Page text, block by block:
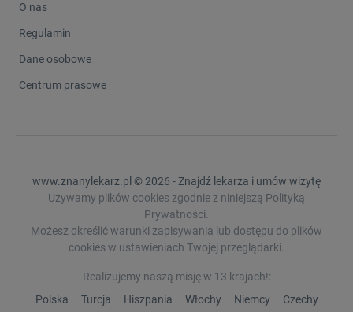
O nas
Regulamin
Dane osobowe
Centrum prasowe
www.znanylekarz.pl © 2026 - Znajdź lekarza i umów wizytę
Używamy plików cookies zgodnie z niniejszą Polityką
Prywatności.
Możesz określić warunki zapisywania lub dostępu do plików
cookies w ustawieniach Twojej przeglądarki.
Realizujemy naszą misję w 13 krajach!:
Polska
Turcja Hiszpania Włochy Niemcy Czechy